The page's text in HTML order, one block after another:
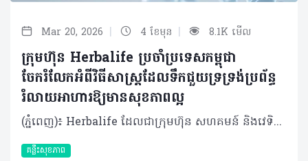
Mar 20, 2026 | 4 ខែមុន | 8.1K មើល
ក្រុមហ៊ុន Herbalife ប្រចាំប្រទេសកម្ពុជា
ចែករំលែកអំពីវិធីសាស្រ្តដែលទឹកជួយទ្រទ្រង់ប្រព័ន្ធ
រំលាយអាហារឱ្យមានសុខភាពល្អ
(ភ្នំពេញ)៖ Herbalife ដែលជាក្រុមហ៊ុន សហគមន៍ និងវេទិកាភ្ជាប់ទំនាក់ទំនង លំដាប់ថ្នាក់ពិភពលោក ផ្នែកសុខភាព និងសុខុមាលភាពបានចែករំលែកអំពី របៀបដែលទឹកជួយទ្រទ្រង់ប្រព័ន្ធរំលាយអាហារឱ្យមានសុខភាពល្អ។ ទឹកគឺជាកត្តាចម្បងបំផុតដែលជួយឱ្យប្រព័ន្ធរំលាយអាហារដំណើរការបានរលូន តាំងពីចំណុចចាប់ផ្ដើមរហូតដល់បញ្ចប់។ បច្ចុប្បន្ន ការយកចិត្តទុកដាក់លើសុខភាពប្រព័ន្ធរំលាយអាហារមានការកើនឡើងយ៉ាងខ្លាំង ដោយសារការរកឃើញថ្មីៗអំពី "មីក្រូជីវចម្រុះក្នុងពោះវៀន" (Gut Microbiome)។ វាគឺជាបណ្តុំបាក់តេរីដែលរស់នៅក្នុងបំពង់រំលាយអាហារ ហើយមានឥទ្ធិពលយ៉ាងខ្លាំងដល់ប្រព័ន្ធសុខភាពទូទៅនៃរាងកាយទាំងមូល។ អ្នកប្រហែលជាបានដឹងខ្លះស្រាប់មកហើយថា ដើម្បីរក្សាប្រព័ន្ធរំលាយអាហាររបស់អ្នកឱ្យមានសុខភាពល្អ ការទទួលទានប្រូបាយអូទិក (probiotics - បាក់តេរី "ល្អ") ក៏ដូចជា ព្រីបីយូទិក (prebiotics - "អាហារ" សម្រាប់ប្រូបាយអូទិក) និងជាតិសរសៃឱ្យបានគ្រប់គ្រាន់ គឺជារឿងសំខាន់ដែលអ្នកមិនគួរមើលរំលង។ ប៉ុន្តែមានរឿងមួយដែលសាមញ្ញនិងរឹតតែសំខាន់នោះគឺ៖ ទឹក។ ទឹកមានវត្តមាននៅក្នុងគ្រប់ជំហាននៃដំណើរការរំលាយអាហារ ហេតុដូច្នោះហើយទើបការរក្សាជាតិទឹកឱ្យបានគ្រប់គ្រាន់មានសារៈសំខាន់ខ្លាំងចំពោះសុខភាពរបស់អ្នក។ តើទឹកជួយដល់ការរំលាយអាហារយ៉ាងដូចម្តេច? ចាប់ផ្តើមតាំងពីចំណុចដំបូងបំផុតនៃដំណើរការរំលាយអាហារ ទឹកគឺជាសមាសធាតុសំខាន់នៃទឹកមាត់។ ទឹកមាត់មានមុខងារជាច្រើនដូចជា៖ • វាជួយធ្វើឱ្យអាហារមានសំណើម ដែលបង្កភាពងាយស្រួលក្នុងការទំពា និងលេបចូល • ទឹកមាត់ក៏មានផ្ទុកអង់ស៊ីម ដែលវាដើរតួជាអ្នកបំបែកសារធាតុអាហារដូចជា ជាតិខ្លាញ់ និងកាបូអ៊ីដ្រាត តាំងពីដំបូងបំផុតមុនក្រពះទៅទៀត នៅពេលអាហារឆ្លងកាត់ចូលទៅក្នុងក្រពះ ទឹកក្រពះត្រូវបានបញ្ចេញមក។ទឹកទាំងនោះក៏មានផ្ទុកនូវអង់ស៊ីម ដែលនឹងចាប់ផ្តើម​បំបែកប្រូតេអ៊ីន និងកាបូអ៊ីដ្រាតនៅក្នុងអាហារដែលអ្នកញ៉ាំឱ្យទៅជាផ្នែកតូចៗ ទើបបញ្ជូនទៅកាន់ពោះវៀនតូច ដែលជាកន្លែងកើតមានការរំលាយអាហារភាគច្រើន។ ក្នុងដំណាក់កាលនេះ ទឹកក៏ត្រូវការជាចាំបាច់ផងដែរ ដើម្បីផលិតទឹករំអិលដែលស្រោបផ្នែកខាងក្នុងនៃក្រពះរបស់អ្នក ដែលជួយការពារពីអាស៊ីតក្រពះ។ គួរឱ្យកត់សម្គាល់ផងដែរថា វាមិនមែនជាការពិតនោះទេនូវការលើកឡើងមួយថា ការផឹកទឹកជាមួយអាហារនឹងធ្វើឱ្យទឹកក្រពះរាវខ្លាំង រហូតដល់វាមិនអាចធ្វើការងារបាន។​ តែផ្ទុយទៅវិញ ការមានជាតិទឹកគ្រប់គ្រាន់នឹងជួយជម្រុញដំណើរការនេះឱ្យកាន់តែល្អទៅវិញទេ។ របៀបដែលទឹកទ្រទ្រង់សុខភាពពោះវៀន នៅពេលអាហារផ្លាស់ទីតាមពោះវៀនតូច មានសកម្មភាពរំលាយអាហារជាច្រើនដែលទឹកជួយសម្របសម្រួល៖ • សារធាតុរាវ (ដែលបញ្ចេញពីក្នុងខ្លួន) កាន់តែច្រើន ត្រូវបានបញ្ចេញទៅក្នុងពោះវៀនតូច ពីស្រទាប់ផ្ទៃខាងក្នុងនៃពោះវៀនផ្ទាល់ ក៏ដូចជាពីលំពែង និងថ្លើមផងដែរ។ • អង់ស៊ីមធ្វើការដើម្បីពន្លឿនដំណើរការ និងជួយរៀបចំសម្របសម្រួលការស្រូបយកនៅដំណាក់កាលចុងក្រោយនៃការរំលាយអាហារ៖ អាស៊ីតអាមីណូពីប្រូតេអ៊ីន អាស៊ីតខ្លាញ់ពីជាតិខ្លាញ់ និងម៉ូលេគុលស្ករនីមួយៗពីកាបូអ៊ីដ្រាត។ • ការស្រូបយកសារធាតុចិញ្ចឹមភាគច្រើនកើតឡើងនៅក្នុងពោះវៀនតូច ហើយបន្ទាប់មកសារធាតុចិញ្ចឹមដែលរំលាយរួច នឹងឆ្លងកាត់ទៅកាន់ចរន្តឈាមរបស់អ្នក។ នៅពេលដំណើរការរំលាយអាហារបន្តនៅក្នុងពោះវៀនធំ ទឹកក៏មានសារៈសំខាន់ខ្លាំងផងដែរ៖ • ជាតិសរសៃរលាយ (Soluble fibers) ដែលអ្នកទទួលទាន (មាននៅក្នុងអាហារដូចជា អូត សណ្តែក និងបាឡេ) វានឹងរលាយក្នុងទឹក ហើយប៉ោង និងរីកមាឌ ដែលវានឹងជួយរាងកាយស្រូបយកជាតិស្ករយឺតៗ និងបញ្ជុះកូឡេស្តេរ៉ុល។ • ជាតិសរសៃមិនរលាយ (Insoluble fiber) ដែលអ្នកទទួលទាន (មាននៅក្នុងអាហារដូចជា គ្រាប់ធញ្ញជាតិ និងបន្លែភាគច្រើន) គឺនឹងចាប់យក និងបឺតយកទឹក ដែលវាជួយជំរុញដល់ការបន្ទោបង់ឱ្យបានទៀងទាត់។ គួរបញ្ជាក់ផងដែរថា ផ្នែកខាងក្រោមនៃពោះវៀន ក៏ជាកន្លែងដែលរាងកាយរបស់អ្នកស្រូបយកជាតិរ៉ែភាគច្រើនដែលអ្នកទទួលទាន ហើយទឹកនៅទីនោះជាអ្នកជួយសម្រួលដល់ការស្រូបយកនូវសារធាតុរ៉ែទាំងអស់នោះ។ ជាការពិតណាស់ ប្រព័ន្ធរំលាយអាហារដែលមានសុខភាពល្អ គឺពឹងផ្អែកលើការមានជាតិសរសៃគ្រប់គ្រាន់។ បន្ថែមពីនេះ ការហាត់ប្រាណក៏មានសារៈសំខាន់ផងដែរ នៅពេលអ្នកធ្វើចលនាសាច់ដុំឆ្អឹងអំឡុងពេលហាត់ប្រាណ អ្នកក៏កំពុងជំរុញសាច់ដុំ រលោង (Smooth muscle) នៃបំពង់រំលាយក្នុងពេលតែមួយ ដែលវានឹងជួយជំរុញការបន្ទោបង់មានភាពទៀងទាត់។ បើទោះបីជាអ្វីដែលលើកឡើងមកនេះសំខាន់កម្រិតណាក៏ដោយ ក៏សូមកុំភ្លេចរឿងដ៏សាមញ្ញបំផុតមួយគឺទឹក ហើយអ្នកត្រូវប្រាកដថាអ្នកទទួលទានជាតិទឹកបានច្រើន និងទៀងទាត់ជារៀងរាល់ថ្ងៃ ដើម្បីរក្សាប្រព័ន្ធរំលាយអាហារទាំងស្រុងឱ្យដំណើរការបានរលូន។ អំពីក្រុមហ៊ុន Herbalife ក្រុមហ៊ុន Herbalife (NYSE: HLF) គឺជាក្រុមហ៊ុនសុខភាព និងសុខុមាលភាពឈានមុខគេ និងជាសហគមន៍ដែលកំពុងផ្លាស់ប្តូរជីវិតរបស់មនុស្សជាមួយនឹងផលិតផលអាហារូបត្ថម្ភដ៏អស្ចារ្យ និងជាឱកាសអាជីវកម្មសម្រាប់សមាជិកឯករាជ្យរបស់ខ្លួនចាប់តាំងពីឆ្នាំ 1980។ ក្រុមហ៊ុនផ្តល់ជូននូវផលិតផលដែលគាំទ្រដោយវិទ្យាសាស្រ្តដល់អ្នកប្រើប្រាស់នៅក្នុងទីផ្សារជាង 90។ តាមរយៈសមាជិកឯករាជ្យដែលផ្តល់ជូននូវការបណ្តុះបណ្តាលមួយទល់មួយ និងផ្តល់ការគាំទ្រសហគមន៍ដោយបំផុសគំនិតឱ្យអតិថិជនប្រកាន់ខ្ជាប់នូវរបៀបរស់នៅដែលមានភាពសកម្ម។
គន្លឹះសុខភាព